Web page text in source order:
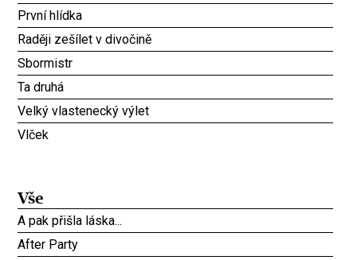
První hlídka
Raději zešílet v divočině
Sbormistr
Ta druhá
Velký vlastenecký výlet
Vlček
Vše
A pak přišla láska...
After Party